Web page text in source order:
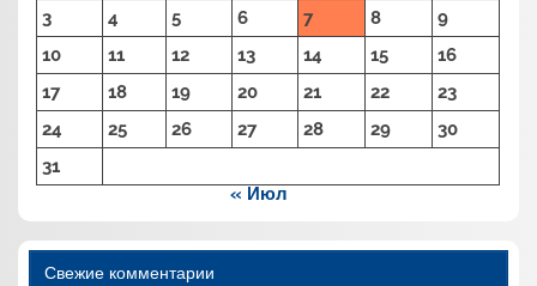
3
4 5 6 7 8
9
10
11 12 13 14 15
16
17
18 19 20 21 22
23
24
25 26 27 28 29
30
31
« Июл
Свежие комментарии